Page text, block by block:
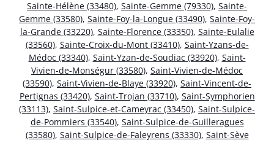
Sainte-Hélène (33480), Sainte-Gemme (79330), Sainte-
Gemme (33580), Sainte-Foy-la-Longue (33490), Sainte-Foy-
la-Grande (33220), Sainte-Florence (33350), Sainte-Eulalie
(33560), Sainte-Croix-du-Mont (33410), Saint-Yzans-de-
Médoc (33340), Saint-Yzan-de-Soudiac (33920), Saint-
Vivien-de-Monségur (33580), Saint-Vivien-de-Médoc
(33590), Saint-Vivien-de-Blaye (33920), Saint-Vincent-de-
Pertignas (33420), Saint-Trojan (33710), Saint-Symphorien
(33113), Saint-Sulpice-et-Cameyrac (33450), Saint-Sulpice-
de-Pommiers (33540), Saint-Sulpice-de-Guilleragues
(33580), Saint-Sulpice-de-Faleyrens (33330), Saint-Sève